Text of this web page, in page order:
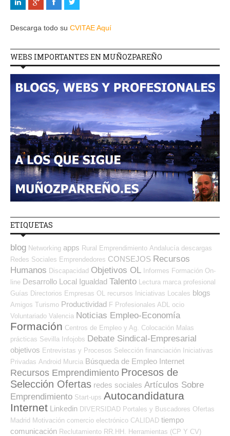
Descarga todo su CVITAE Aquí
WEBS IMPORTANTES EN MUÑOZPAREÑO
ETIQUETAS
blog Networking apps Rural Emprendimiento Andalucía descargas
Redes Sociales Emprendedores CONSEJOS Recursos
Humanos Discapacidad Objetivos OL Informes Formación On-
line Desarrollo Local Igualdad Talento Lectura marca profesional
Guías Directorios Empresas OL recursos Iniciativas Locales blogs
Amigos Turismo Productividad F Profesionales ADL
ocio
Voluntariado Valencia Noticias Empleo-Economía
Formación Centros de Empleo y Ag. Colocación Malas
prácticas Sevilla Infojobs Debate Sindical-Empresarial
objetivos Entrevistas y Procesos Selección financiación
Iniciativas
Privadas Android Murcia Búsqueda de Empleo Internet
Recursos Emprendimiento Procesos de
Selección Ofertas redes sociales Artículos Sobre
Emprendimiento Start-ups Autocandidatura
Internet Linkedin DIVERSIDAD Portales y Buscadores Ofertas
Madrid Motivación comercio electrónico CALIDAD tiempo
comunicación Reclutamiento RR.HH.
Herramientas (CP Y CV)